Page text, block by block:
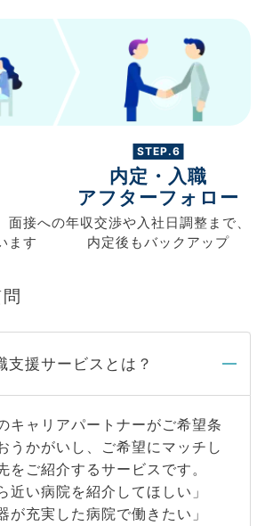
面接への
ます
STEP.6
内定・入職
アフターフォロー
年収交渉や入社日調整まで、
内定後もバックアップ
支援サービスとは？
キャリアパートナーがご希望条
うかがいし、ご希望にマッチし
をご紹介するサービスです。
近い病院を紹介してほしい」
が充実した病院で働きたい」